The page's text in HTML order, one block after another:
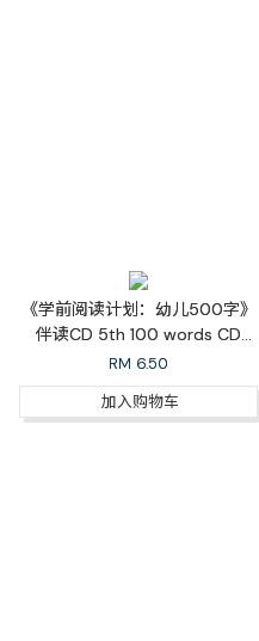
《学前阅读计划：幼儿500字》
伴读CD 5th 100 words CD
Pronunciation
RM 6.50
加入购物车